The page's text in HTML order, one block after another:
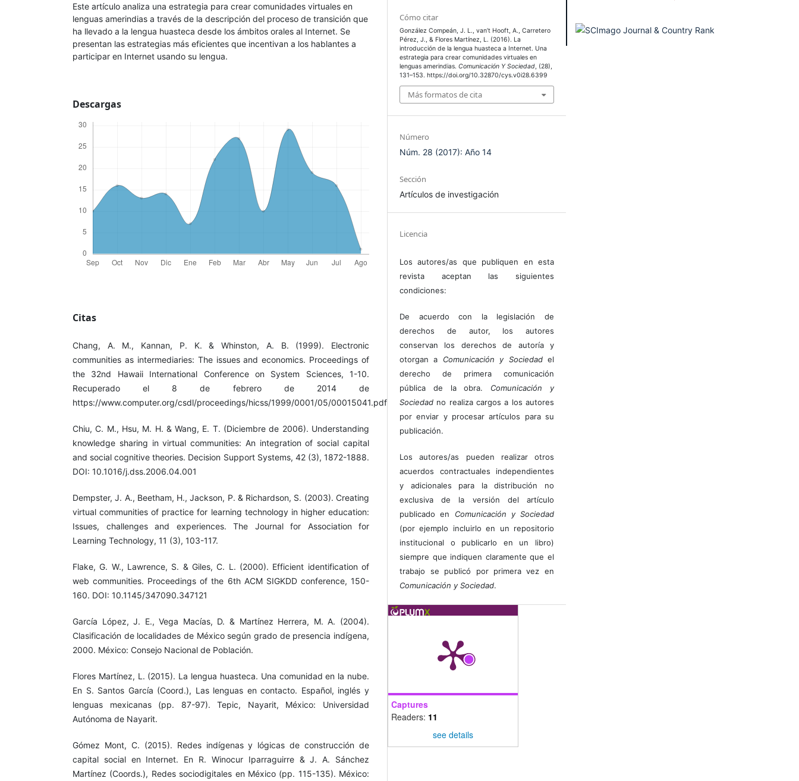
Este artículo analiza una estrategia para crear comunidades virtuales en
lenguas amerindias a través de la descripción del proceso de transición que
ha llevado a la lengua huasteca desde los ámbitos orales al Internet. Se
presentan las estrategias más eficientes que incentivan a los hablantes a
participar en Internet usando su lengua.
Descargas
Citas
Chang, A. M., Kannan, P. K. & Whinston, A. B. (1999). Electronic
communities as intermediaries: The issues and economics. Proceedings of
the 32nd Hawaii International Conference on System Sciences, 1-10.
Recuperado el 8 de febrero de 2014 de
https://www.computer.org/csdl/proceedings/hicss/1999/0001/05/00015041.pdf
Chiu, C. M., Hsu, M. H. & Wang, E. T. (Diciembre de 2006). Understanding
knowledge sharing in virtual communities: An integration of social capital
and social cognitive theories. Decision Support Systems, 42 (3), 1872-1888.
DOI: 10.1016/j.dss.2006.04.001
Dempster, J. A., Beetham, H., Jackson, P. & Richardson, S. (2003). Creating
virtual communities of practice for learning technology in higher education:
Issues, challenges and experiences. The Journal for Association for
Learning Technology, 11 (3), 103-117.
Flake, G. W., Lawrence, S. & Giles, C. L. (2000). Efficient identification of
web communities. Proceedings of the 6th ACM SIGKDD conference, 150-
160. DOI: 10.1145/347090.347121
García López, J. E., Vega Macías, D. & Martínez Herrera, M. A. (2004).
Clasificación de localidades de México según grado de presencia indígena,
2000. México: Consejo Nacional de Población.
Flores Martínez, L. (2015). La lengua huasteca. Una comunidad en la nube.
En S. Santos García (Coord.), Las lenguas en contacto. Español, inglés y
lenguas mexicanas (pp. 87-97). Tepic, Nayarit, México: Universidad
Autónoma de Nayarit.
Gómez Mont, C. (2015). Redes indígenas y lógicas de construcción de
capital social en Internet. En R. Winocur Iparraguirre & J. A. Sánchez
Martínez (Coords.), Redes sociodigitales en México (pp. 115-135). México:
Cómo citar
González Compeán, J. L., van’t Hooft, A., Carretero
Pérez, J., & Flores Martínez, L. (2016). La
introducción de la lengua huasteca a Internet. Una
estrategia para crear comunidades virtuales en
lenguas amerindias.Comunicación Y Sociedad, (28),
131–153. https://doi.org/10.32870/cys.v0i28.6399
Más formatos de cita
Número
Núm. 28 (2017): Año 14
Sección
Artículos de investigación
Licencia
Los autores/as que publiquen en esta
revista aceptan las siguientes
condiciones:
De acuerdo con la legislación de
derechos de autor, los autores
conservan los derechos de autoría y
otorgan a Comunicación y Sociedadel
derecho de primera comunicación
pública de la obra. Comunicación y
Sociedad no realiza cargos a los autores
por enviar y procesar artículos para su
publicación.
Los autores/as pueden realizar otros
acuerdos contractuales independientes
y adicionales para la distribución no
exclusiva de la versión del artículo
publicado en Comunicación y Sociedad
(por ejemplo incluirlo en un repositorio
institucional o publicarlo en un libro)
siempre que indiquen claramente que el
trabajo se publicó por primera vez en
Comunicación y Sociedad.
Captures
Readers: 11
see details